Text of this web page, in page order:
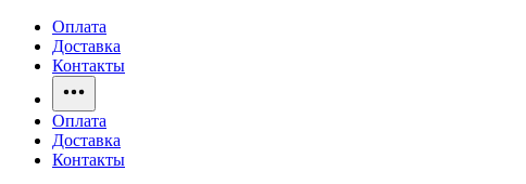
Оплата
Доставка
Контакты
Оплата
Доставка
Контакты